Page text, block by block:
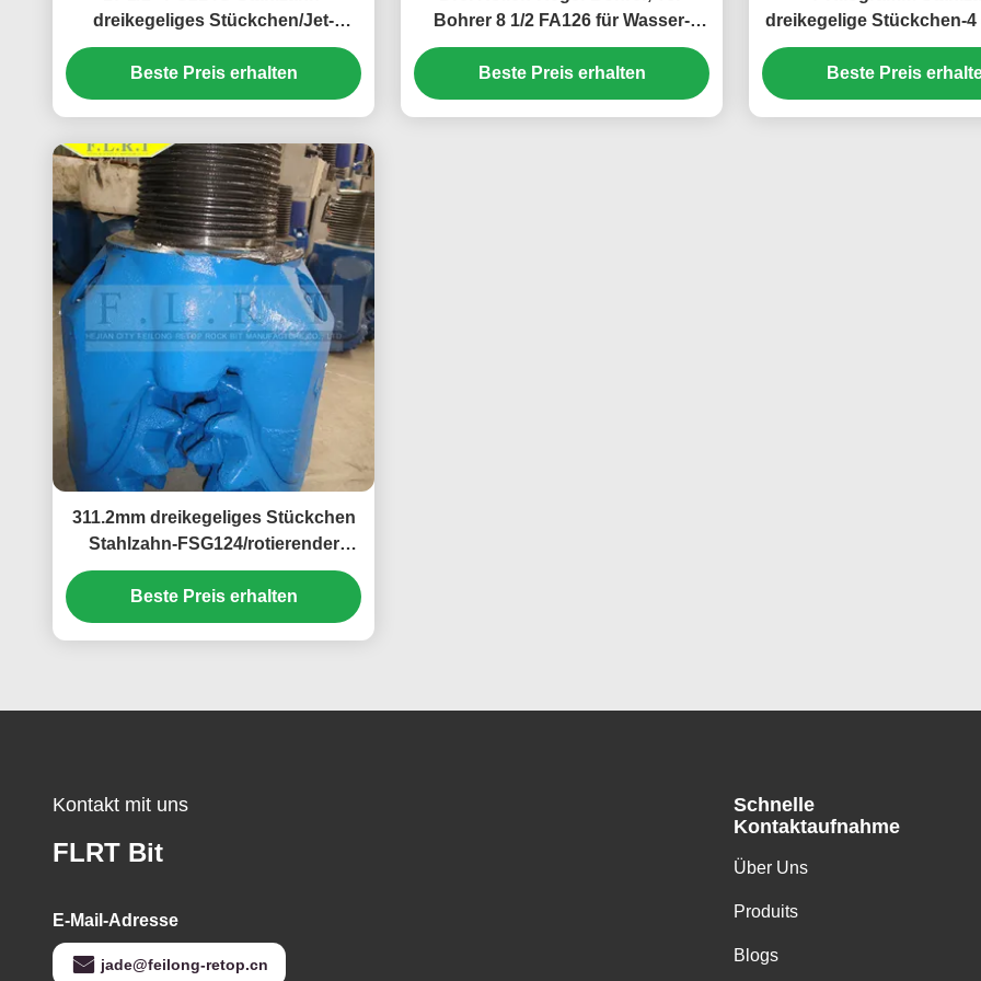
dreikegeliges Stückchen/Jet-
Bohrer ISO 9001 genehmigte
Beste Preis erhalten
Bohrer 8 1/2 FA126 für Wasser-
Brunnenbohrung
Beste Preis erhalten
dreikegelige Stückchen-4
216 für tiefe
Beste Preis
311.2mm dreikegeliges Stückchen
Stahlzahn-FSG124/rotierender
Bohrer mit Gummi versiegelten
Lager
Beste Preis erhalten
Kontakt mit uns
FLRT Bit
E-Mail-Adresse
jade@feilong-retop.cn
Schnelle
Kontaktaufnahme
Über Uns
Produits
Blogs